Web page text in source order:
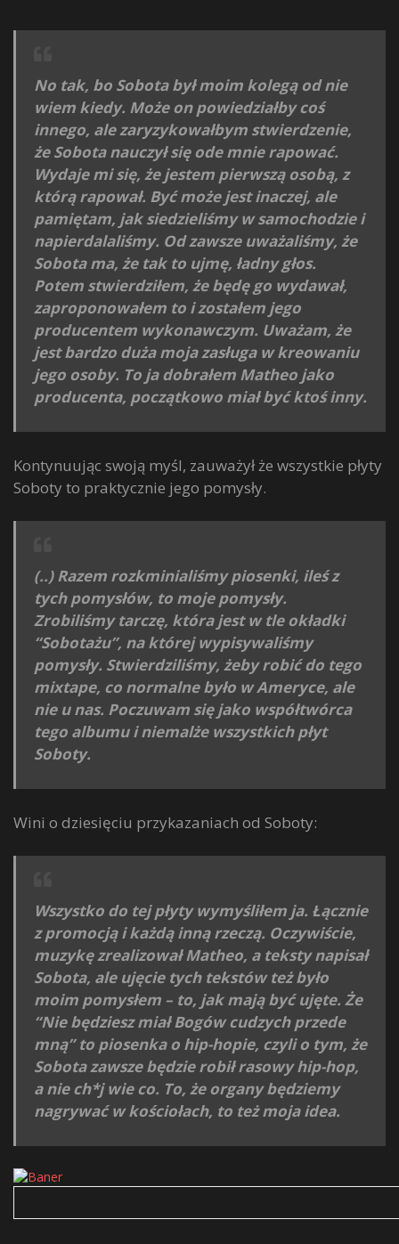
No tak, bo Sobota był moim kolegą od nie
wiem kiedy. Może on powiedziałby coś
innego, ale zaryzykowałbym stwierdzenie,
że Sobota nauczył się ode mnie rapować.
Wydaje mi się, że jestem pierwszą osobą, z
którą rapował. Być może jest inaczej, ale
pamiętam, jak siedzieliśmy w samochodzie i
napierdalaliśmy. Od zawsze uważaliśmy, że
Sobota ma, że tak to ujmę, ładny głos.
Potem stwierdziłem, że będę go wydawał,
zaproponowałem to i zostałem jego
producentem wykonawczym. Uważam, że
jest bardzo duża moja zasługa w kreowaniu
jego osoby. To ja dobrałem Matheo jako
producenta, początkowo miał być ktoś inny.
Kontynuując swoją myśl, zauważył że wszystkie płyty
Soboty to praktycznie jego pomysły.
(..) Razem rozkminialiśmy piosenki, ileś z
tych pomysłów, to moje pomysły.
Zrobiliśmy tarczę, która jest w tle okładki
“Sobotażu”, na której wypisywaliśmy
pomysły. Stwierdziliśmy, żeby robić do tego
mixtape, co normalne było w Ameryce, ale
nie u nas. Poczuwam się jako współtwórca
tego albumu i niemalże wszystkich płyt
Soboty.
Wini o dziesięciu przykazaniach od Soboty:
Wszystko do tej płyty wymyśliłem ja. Łącznie
z promocją i każdą inną rzeczą. Oczywiście,
muzykę zrealizował Matheo, a teksty napisał
Sobota, ale ujęcie tych tekstów też było
moim pomysłem – to, jak mają być ujęte. Że
“Nie będziesz miał Bogów cudzych przede
mną” to piosenka o hip-hopie, czyli o tym, że
Sobota zawsze będzie robił rasowy hip-hop,
a nie ch*j wie co. To, że organy będziemy
nagrywać w kościołach, to też moja idea.